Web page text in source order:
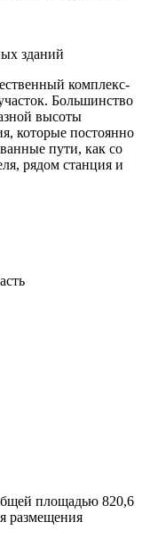
зданий
комплекс-
Большинство
высоты
которые постоянно
пути, как со
рядом станция и
площадью 820,6
размещения